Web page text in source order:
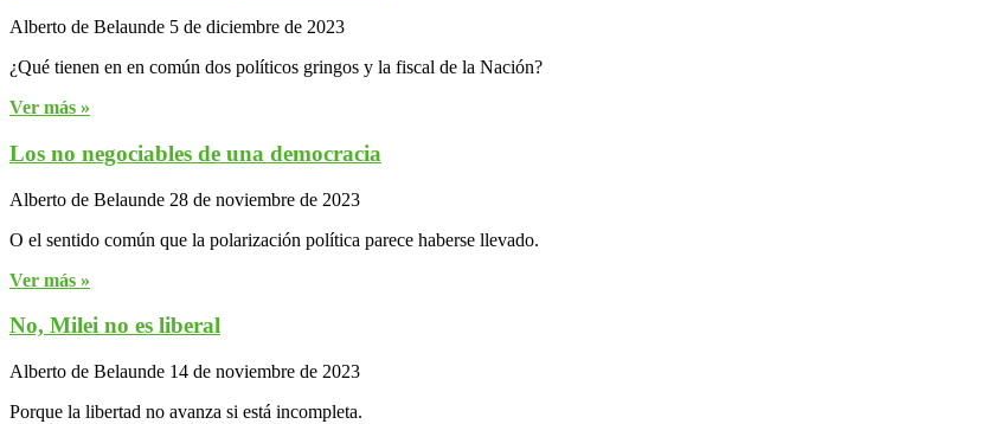
Alberto de Belaunde 5 de diciembre de 2023
¿Qué tienen en en común dos políticos gringos y la fiscal de la Nación?
Ver más »
Los no negociables de una democracia
Alberto de Belaunde 28 de noviembre de 2023
O el sentido común que la polarización política parece haberse llevado.
Ver más »
No, Milei no es liberal
Alberto de Belaunde 14 de noviembre de 2023
Porque la libertad no avanza si está incompleta.